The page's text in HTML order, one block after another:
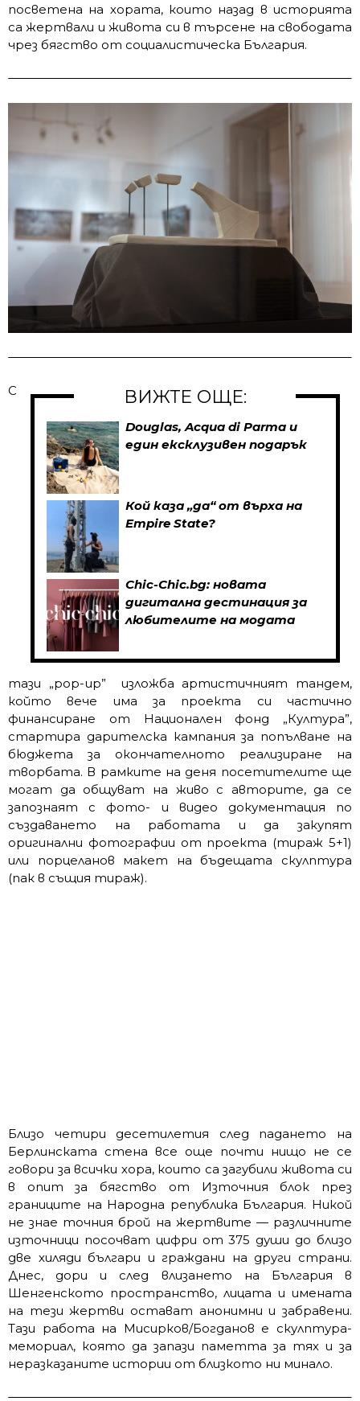
посветена на хората, които назад в историята
са жертвали и живота си в търсене на свободата
чрез бягство от социалистическа България.
ВИЖТЕ ОЩЕ:
Douglas, Acqua di Parma и
един ексклузивен подарък
Кой каза „да“ от върха на
Empire State?
Chic-Chic.bg: новата
дигитална дестинация за
любителите на модата
С
тази „pop-up” изложба aртистичният тандем,
който вече има за проекта си частично
финансиране от Национален фонд „Култура”,
стартира дарителска кампания за попълване на
бюджета за окончателното реализиране на
творбата. В рамките на деня посетителите ще
могат да общуват на живо с авторите, да се
запознаят с фото- и видео документация по
създаването на работата и да закупят
оригинални фотографии от проекта (тираж 5+1)
или порцеланов макет на бъдещата скулптура
(пак в същия тираж).
Близо четири десетилетия след падането на
Берлинската стена все още почти нищо не се
говори за всички хора, които са загубили живота си
в опит за бягство от Източния блок през
границите на Народна република България. Никой
не знае точния брой на жертвите — различните
източници посочват цифри от 375 души до близо
две хиляди българи и граждани на други страни.
Днес, дори и след влизането на България в
Шенгенското пространство, лицата и имената
на тези жертви остават анонимни и забравени.
Тази работа на Мисирков/Богданов е скулптура-
мемориал, която да запази паметта за тях и за
неразказаните истории от близкото ни минало.